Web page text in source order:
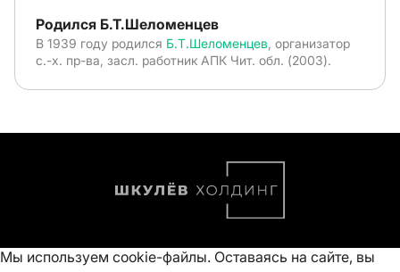
Родился Б.Т.Шеломенцев
В 1939 году родился Б.Т.Шеломенцев , организатор
с.-х. пр-ва, засл. работник АПК Чит. обл. (2003).
Мы используем cookie-файлы. Оставаясь на сайте, вы